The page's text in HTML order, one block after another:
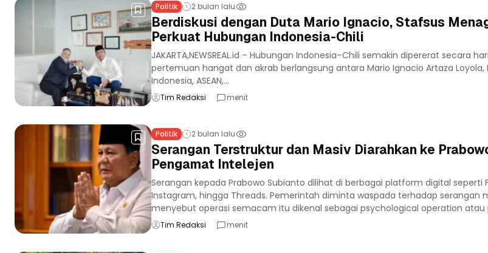
Politik 2 bulan lalu
Berdiskusi dengan Duta Mario Ignacio, Stafsus
Perkuat Hubungan Indonesia-Chili
JAKARTA,NEWSREAL.id – Hubungan Indonesia–Chili semakin dipererat secara
pertemuan hangat dan akrab berlangsung antara Mario Ignacio Artaza Loyola,
Indonesia, ASEAN,...
Tim Redaksi menit
Politik 2 bulan lalu
Serangan Terstruktur dan Masiv Diarahkan ke
Pengamat Intelejen
Serangan kepada Prabowo Subianto dilihat di berbagai platform digital seperti
Instagram, hingga Threads. Pemerintah diminta waspada terhadap serangan
menyebut operasi semacam itu dikenal sebagai psychological operation atau
Tim Redaksi menit